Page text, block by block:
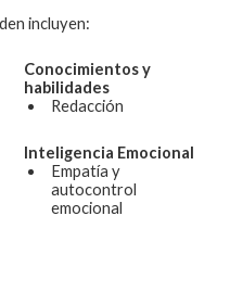
incluyen:
Conocimientos y
habilidades
Redacción
Inteligencia Emocional
Empatía y
autocontrol
emocional